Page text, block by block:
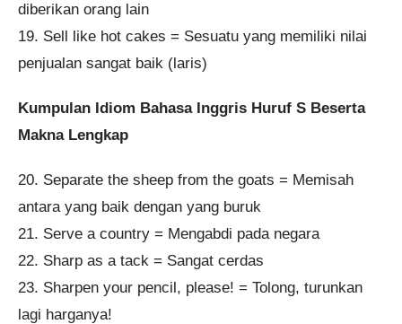
diberikan orang lain
19. Sell like hot cakes = Sesuatu yang memiliki nilai
penjualan sangat baik (laris)
Kumpulan Idiom Bahasa Inggris Huruf S Beserta
Makna Lengkap
20. Separate the sheep from the goats = Memisah
antara yang baik dengan yang buruk
21. Serve a country = Mengabdi pada negara
22. Sharp as a tack = Sangat cerdas
23. Sharpen your pencil, please! = Tolong, turunkan
lagi harganya!